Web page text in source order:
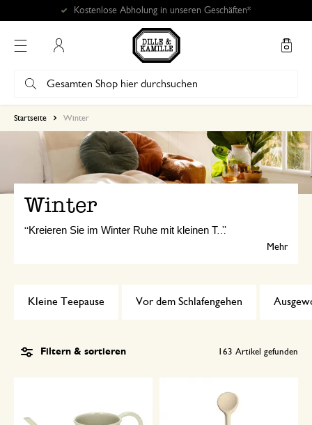
Startseite Winter
Winter
Kreieren Sie im Winter Ruhe mit kleinen Teepausen, natürlichen Einschlafritualen und ausgewogener Ernährung. Mit beruhigenden Düften und luftreinigenden Pflanzen schaffen Sie eine entspannte Atmosphäre.
Mehr
Kleine Teepause Vor dem Schlafengehen
Filtern & sortieren 163 Artikel gefunden